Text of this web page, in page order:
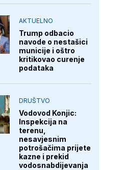
AKTUELNO
Trump odbacio
navode o nestašici
municije i oštro
kritikovao curenje
podataka
DRUŠTVO
Vodovod Konjic:
Inspekcija na
terenu,
nesavjesnim
potrošačima prijete
kazne i prekid
vodosnabdijevanja